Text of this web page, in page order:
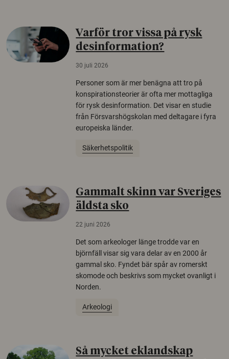
Varför tror vissa på rysk
desinformation?
30 juli 2026
Personer som är mer benägna att tro på
konspirationsteorier är ofta mer mottagliga
för rysk desinformation. Det visar en studie
från Försvarshögskolan med deltagare i fyra
europeiska länder.
Säkerhetspolitik
Gammalt skinn var Sveriges
äldsta sko
22 juni 2026
Det som arkeologer länge trodde var en
björnfäll visar sig vara delar av en 2000 år
gammal sko. Fyndet bär spår av romerskt
skomode och beskrivs som mycket ovanligt i
Norden.
Arkeologi
Så mycket eklandskap